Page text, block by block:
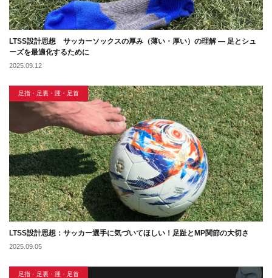
LTSS設計思想 サッカーソックスの厚み（薄い・厚い）の理解 ― 足とシュ
ーズを最適化するために
2025.09.12
足指・足裏・踵・足首
LTSS設計思想：サッカー選手に気づいてほしい！足趾とMP関節の大切さ
2025.09.05
足指・足裏・踵・足首